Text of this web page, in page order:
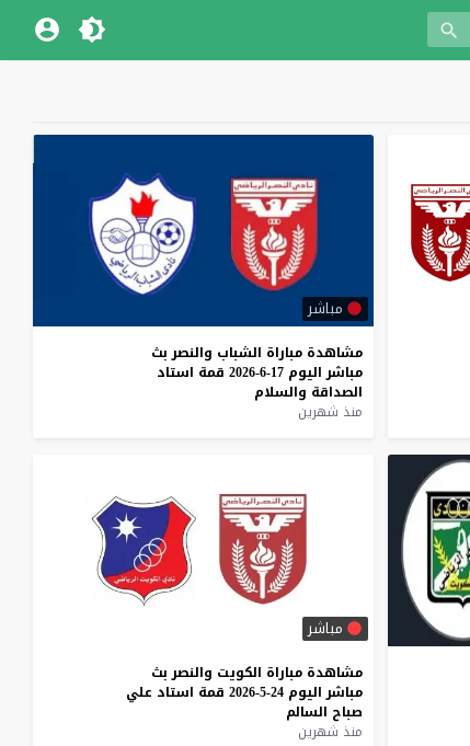
مباشر
مشاهدة مباراة الشباب والنصر بث
مباشر اليوم 17-6-2026 قمة استاد
الصداقة والسلام
منذ شهرين
مباشر
مشاهدة مباراة الكويت والنصر بث
مباشر اليوم 24-5-2026 قمة استاد علي
صباح السالم
منذ شهرين